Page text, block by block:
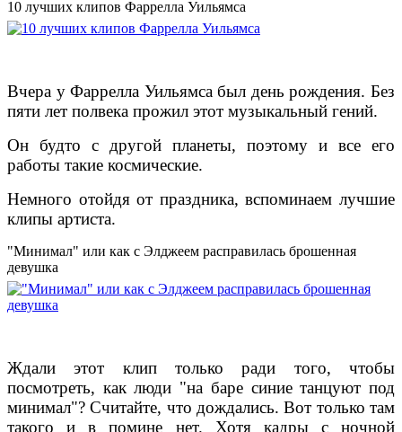
10 лучших клипов Фаррелла Уильямса
Вчера у Фаррелла Уильямса был день рождения. Без
пяти лет полвека прожил этот музыкальный гений.
Он будто с другой планеты, поэтому и все его
работы такие космические.
Немного отойдя от праздника, вспоминаем лучшие
клипы артиста.
"Минимал" или как с Элджеем расправилась брошенная
девушка
Ждали этот клип только ради того, чтобы
посмотреть, как люди "на баре синие танцуют под
минимал"? Считайте, что дождались. Вот только там
такого и в помине нет. Хотя кадры с ночной